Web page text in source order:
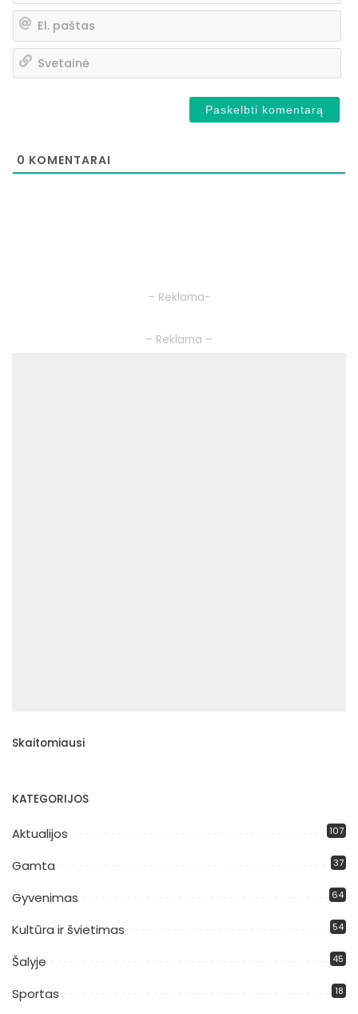
0 KOMENTARAI
– Reklama-
– Reklama –
Skaitomiausi
KATEGORIJOS
Aktualijos 107
Gamta 37
Gyvenimas 64
Kultūra ir švietimas 54
Šalyje 45
Sportas 18